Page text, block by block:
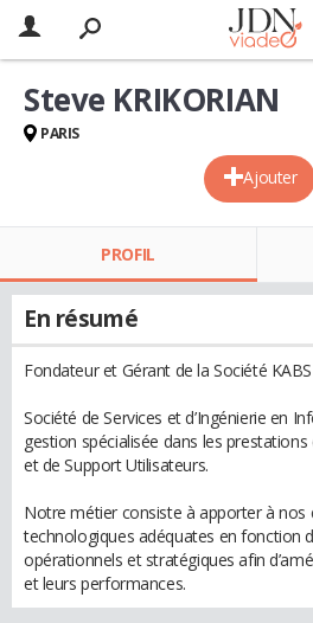
Ajouter
Steve KRIKORIAN
PARIS
PROFIL
En résumé
Fondateur et Gérant de la Société
Société de Services et d’Ingénierie en
gestion spécialisée dans les
et de Support Utilisateurs.
Notre métier consiste à apporter à nos
technologiques adéquates en fonction
opérationnels et stratégiques afin
et leurs performances.